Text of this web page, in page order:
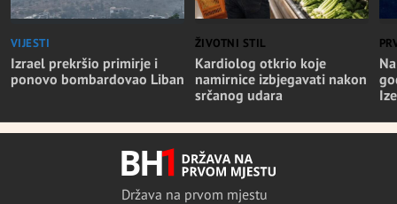
VIJESTI
Izrael prekršio primirje i
ponovo bombardovao Liban
ŽIVOTNI STIL
Kardiolog otkrio koje
namirnice izbjegavati nakon
srčanog udara
Država na prvom mjestu